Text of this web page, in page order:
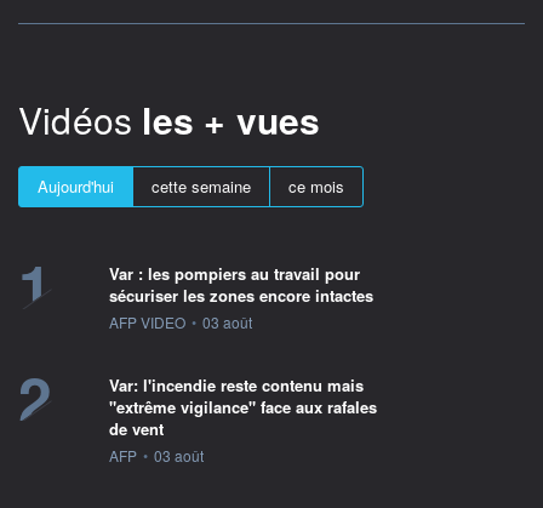
Vidéos les + vues
Aujourd'hui cette semaine ce mois
1
Var : les pompiers au travail pour
sécuriser les zones encore intactes
information fournie par
AFP VIDEO • 03 août
2
Var: l'incendie reste contenu mais
"extrême vigilance" face aux rafales
de vent
information fournie par
AFP • 03 août